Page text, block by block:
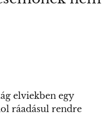
elviekben egy
ráadásul rendre